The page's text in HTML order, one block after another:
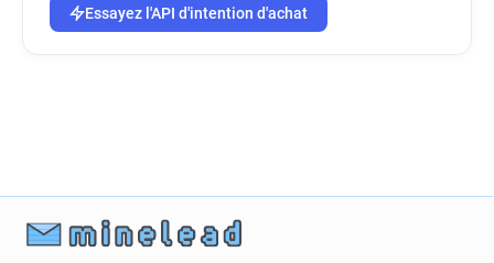
z***********@manchester.ac.uk
e******@manchester.ac.uk
Essayez l'API d'intention d'achat